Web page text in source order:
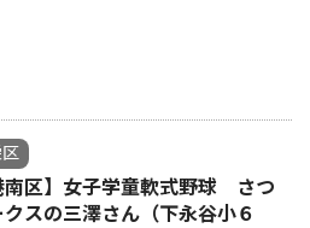
南区】女子学童軟式野球 さつ
スの三澤さん（下永谷小６